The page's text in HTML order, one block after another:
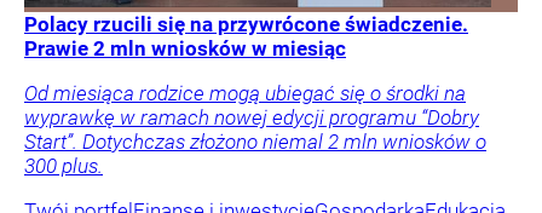
Polacy rzucili się na przywrócone świadczenie.
Prawie 2 mln wniosków w miesiąc
Od miesiąca rodzice mogą ubiegać się o środki na
wyprawkę w ramach nowej edycji programu “Dobry
Start”. Dotychczas złożono niemal 2 mln wniosków o
300 plus.